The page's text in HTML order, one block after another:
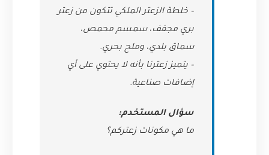
– خلطة الزعتر الملكي تتكون من زعتر
بري مجفف، سمسم محمص،
سماق بلدي، وملح بحري.
– يتميز زعترنا بأنه لا يحتوي على أي
إضافات صناعية.
سؤال المستخدم:
ما هي مكونات زعتركم؟